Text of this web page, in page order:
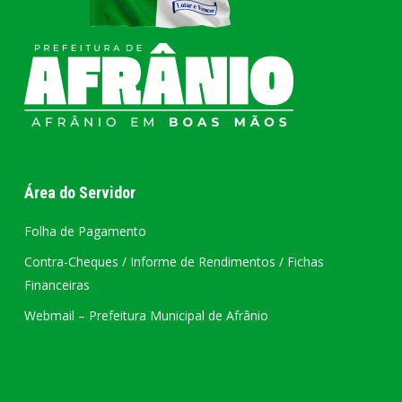
Área do Servidor
Folha de Pagamento
Contra-Cheques / Informe de Rendimentos / Fichas
Financeiras
Webmail – Prefeitura Municipal de Afrânio